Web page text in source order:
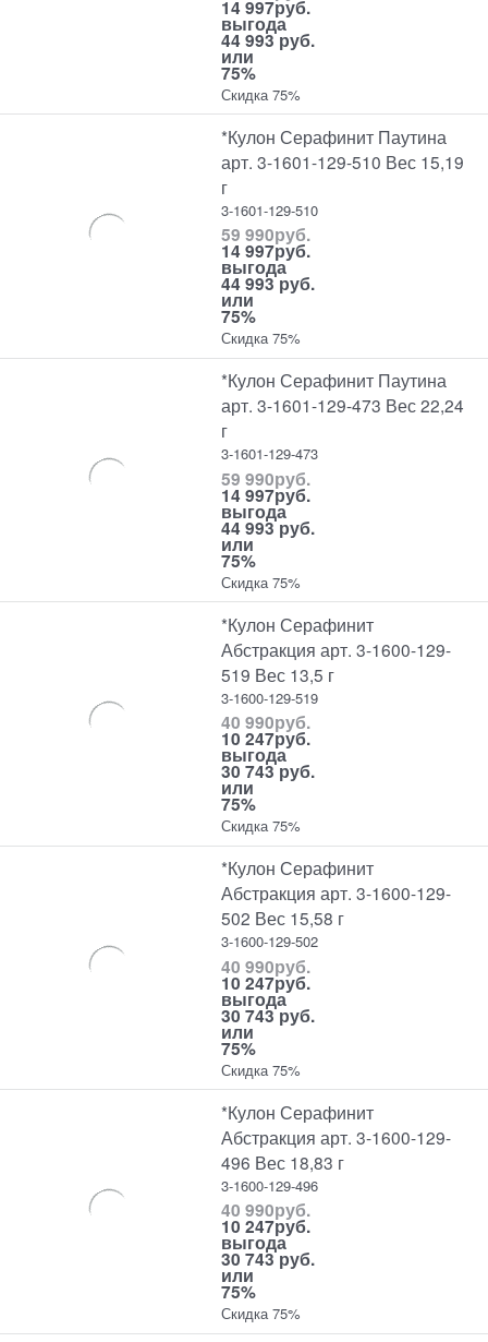
14 997руб.
выгода
44 993 руб.
или
75%
Скидка 75%
*Кулон Серафинит Паутина
арт. 3-1601-129-510 Вес 15,19
г
3-1601-129-510
59 990руб.
14 997руб.
выгода
44 993 руб.
или
75%
Скидка 75%
*Кулон Серафинит Паутина
арт. 3-1601-129-473 Вес 22,24
г
3-1601-129-473
59 990руб.
14 997руб.
выгода
44 993 руб.
или
75%
Скидка 75%
*Кулон Серафинит
Абстракция арт. 3-1600-129-
519 Вес 13,5 г
3-1600-129-519
40 990руб.
10 247руб.
выгода
30 743 руб.
или
75%
Скидка 75%
*Кулон Серафинит
Абстракция арт. 3-1600-129-
502 Вес 15,58 г
3-1600-129-502
40 990руб.
10 247руб.
выгода
30 743 руб.
или
75%
Скидка 75%
*Кулон Серафинит
Абстракция арт. 3-1600-129-
496 Вес 18,83 г
3-1600-129-496
40 990руб.
10 247руб.
выгода
30 743 руб.
или
75%
Скидка 75%